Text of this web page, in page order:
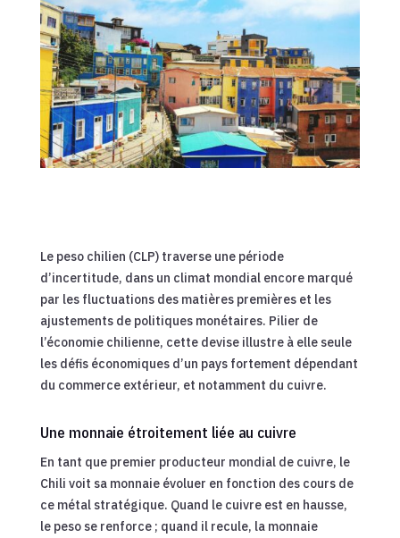
Le peso chilien (CLP) traverse une période
d’incertitude, dans un climat mondial encore marqué
par les fluctuations des matières premières et les
ajustements de politiques monétaires. Pilier de
l’économie chilienne, cette devise illustre à elle seule
les défis économiques d’un pays fortement dépendant
du commerce extérieur, et notamment du cuivre.
Une monnaie étroitement liée au cuivre
En tant que premier producteur mondial de cuivre, le
Chili voit sa monnaie évoluer en fonction des cours de
ce métal stratégique. Quand le cuivre est en hausse,
le peso se renforce ; quand il recule, la monnaie